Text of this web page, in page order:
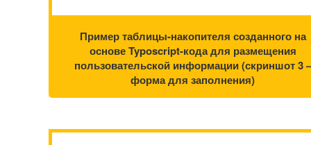
Пример таблицы-накопителя созданного на
основе Typoscript-кода для размещения
пользовательской информации (скриншот 3 –
форма для заполнения)